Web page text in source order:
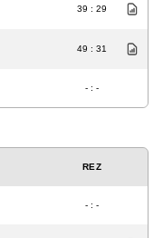
39 : 29
49 : 31
- : -
REZ
- : -